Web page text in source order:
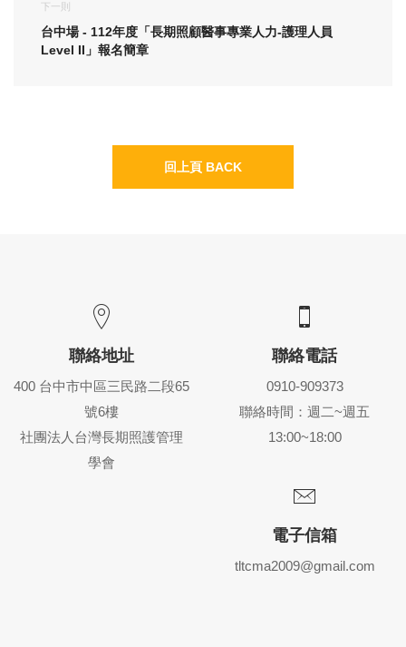
下一則
台中場 - 112年度「長期照顧醫事專業人力-護理人員
Level II」報名簡章
回上頁 BACK
聯絡地址
400 台中市中區三民路二段65
號6樓
社團法人台灣長期照護管理
學會
聯絡電話
0910-909373
聯絡時間：週二~週五
13:00~18:00
電子信箱
tltcma2009@gmail.com